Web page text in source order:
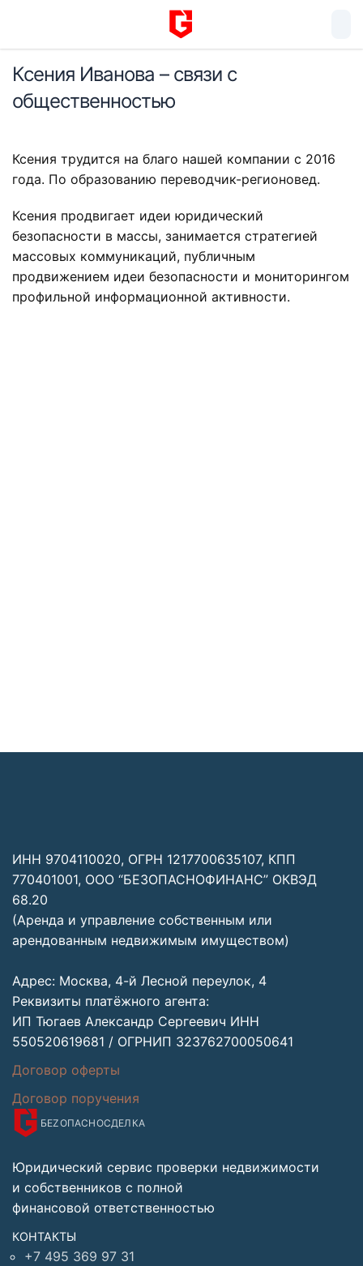
Ксения Иванова – связи с
общественностью
Ксения трудится на благо нашей компании с 2016
года. По образованию переводчик-регионовед.
Ксения продвигает идеи юридический
безопасности в массы, занимается стратегией
массовых коммуникаций, публичным
продвижением идеи безопасности и мониторингом
профильной информационной активности.
БЕZОПАСНОСДЕЛКА
Юридический сервис проверки недвижимости
и собственников с полной
финансовой ответственностью
КОНТАКТЫ
+7 495 369 97 31
ИНН 9704110020, ОГРН 1217700635107, КПП
770401001, ООО “БЕЗОПАСНОФИНАНС” ОКВЭД
68.20
(Аренда и управление собственным или
арендованным недвижимым имуществом)
Адрес: Москва, 4-й Лесной переулок, 4
Реквизиты платёжного агента:
ИП Тюгаев Александр Сергеевич ИНН
550520619681 / ОГРНИП 323762700050641
Договор оферты
Договор поручения